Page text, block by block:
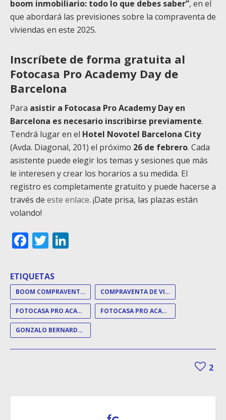
boom inmobiliario: todo lo que debes saber”, en el
que abordará las previsiones sobre la compraventa de
viviendas en este 2025.
Inscríbete de forma gratuita al
Fotocasa Pro Academy Day de
Barcelona
Para asistir a Fotocasa Pro Academy Day en
Barcelona es necesario inscribirse previamente.
Tendrá lugar en el Hotel Novotel Barcelona City
(Avda. Diagonal, 201) el próximo 26 de febrero. Cada
asistente puede elegir los temas y sesiones que más
le interesen y crear los horarios a su medida. El
registro es completamente gratuito y puede hacerse a
través de este enlace. ¡Date prisa, las plazas están
volando!
Facebook
Twitter
ETIQUETAS
BOOM COMPRAVENTAS COMPRAVENTA DE VIVIENDAS
FOTOCASA PRO ACADEMY FOTOCASA PRO ACADEMY DAY
GONZALO BERNARDOS
2